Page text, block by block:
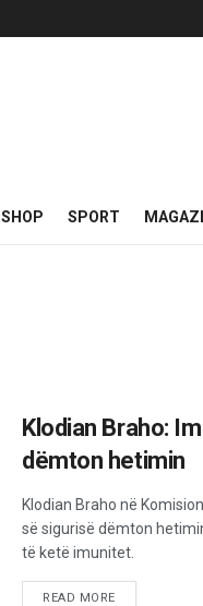
SHOP SPORT
Klodian Braho:
dëmton hetimin
Klodian Braho në
së sigurisë dëmton
të ketë imunitet.
READ MORE